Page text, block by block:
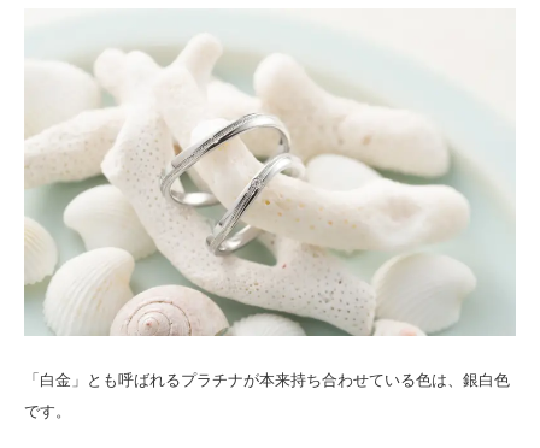
「白金」とも呼ばれるプラチナが本来持ち合わせている色は、銀白色
です。